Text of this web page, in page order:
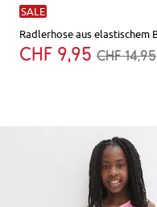
SALE
CHF 9,95 CHF 14,95